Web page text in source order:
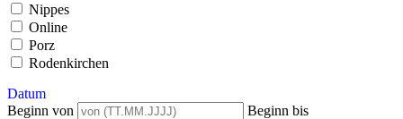
Nippes
Online
Porz
Rodenkirchen
Datum
Beginn von
Beginn bis